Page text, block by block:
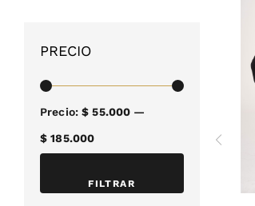
PRECIO
Precio
mínimo
Precio
máximo
FILTRAR
Precio:$ 55.000 —
$ 185.000